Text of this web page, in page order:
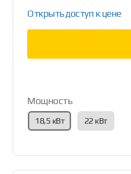
Открыть доступ к цене
Мощность
18,5 кВт 22 кВт